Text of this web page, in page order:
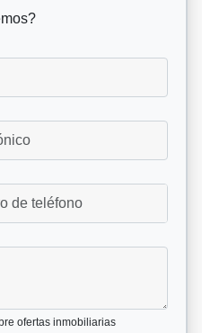
ofertas inmobiliarias